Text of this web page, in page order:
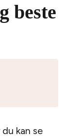
beste
kan se